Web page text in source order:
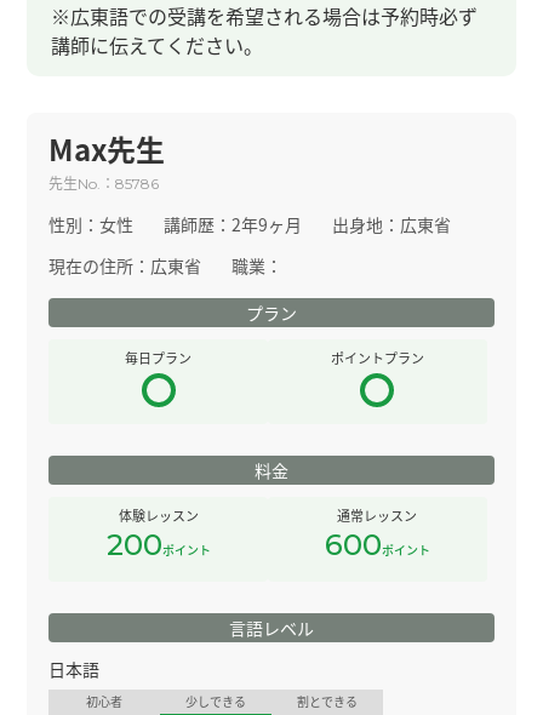
※広東語での受講を希望される場合は予約時必ず
講師に伝えてください。
Max先生
先生No. ：85786
性別：女性 講師歴：2年9ヶ月 出身地： 広東省
現在の住所： 広東省
職業：
プラン
毎日プラン ポイントプラン
料金
体験レッスン
200ポイント
通常レッスン
600ポイント
言語レベル
日本語
初心者 少しできる
割とできる